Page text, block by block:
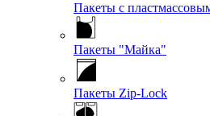
Пакеты с
Пакеты "Майка"
Пакеты Zip-Lock